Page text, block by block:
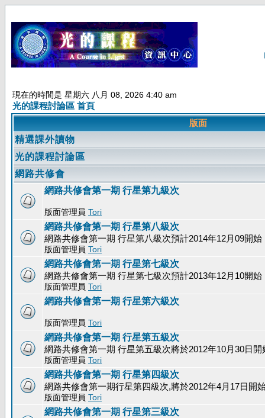
現在的時間是 星期六 八月 08, 2026 4:40 am
光的課程討論區 首頁
版面
精選課外讀物
光的課程討論區
網路共修會
網路共修會第一期 行星第九級次
版面管理員 Tori
網路共修會第一期 行星第八級次
網路共修會第一期 行星第八級次預計2014年12月09開始
版面管理員 Tori
網路共修會第一期 行星第七級次
網路共修會第一期 行星第七級次預計2013年12月10開始
版面管理員 Tori
網路共修會第一期 行星第六級次
版面管理員 Tori
網路共修會第一期 行星第五級次
網路共修會第一期 行星第五級次將於2012年10月30日開
版面管理員 Tori
網路共修會第一期 行星第四級次
網路共修會第一期行星第四級次,將於2012年4月17日開
版面管理員 Tori
網路共修會第一期 行星第三級次